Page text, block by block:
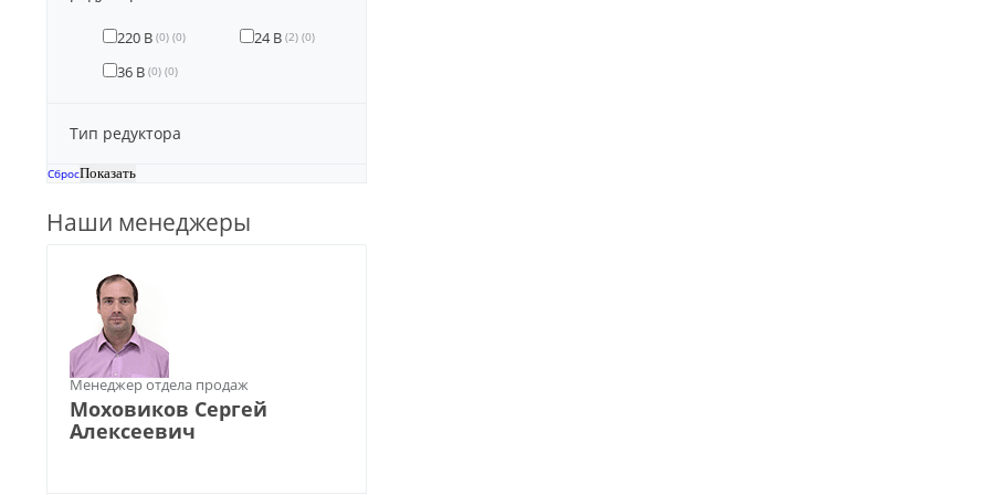
220 В (0) (0) 24 В (2) (0)
36 В (0) (0)
Тип редуктора
Сброс
Наши менеджеры
Менеджер отдела продаж
Моховиков Сергей
Алексеевич